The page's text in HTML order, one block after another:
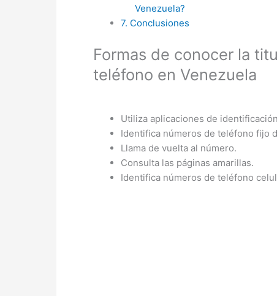
Venezuela?
7. Conclusiones
Formas de conocer la
teléfono en Venezuela
Utiliza aplicaciones de
Identifica números de teléfono fijo
Llama de vuelta al número.
Consulta las páginas amarillas.
Identifica números de teléfono